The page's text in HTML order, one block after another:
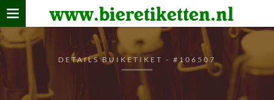
www.bieretiketten.nl
Home
verzamelen
De bierkaart
Bezoekers
DETAILS BUIKETIKET - #106507